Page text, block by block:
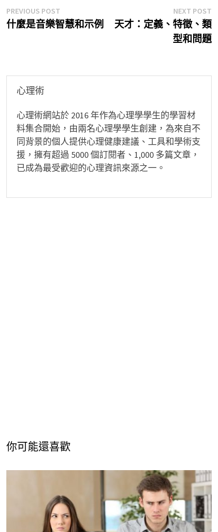
文
章
PREVIOUS POSTPrevious
post:
什麼是音樂智慧和示例
NEXT POST
天才：定義、特徵、類
型和問題
心理術
心理術網站於 2016 年作為心理學學生的學習材
料集合開始，由兩名心理學學生創建，為來自不
同背景的個人提供心理健康建議、工具和學術支
援，擁有超過 5000 個訂閱者、1,000 多篇文章，
已成為最受歡迎的心理資訊來源之一。
你可能還喜歡